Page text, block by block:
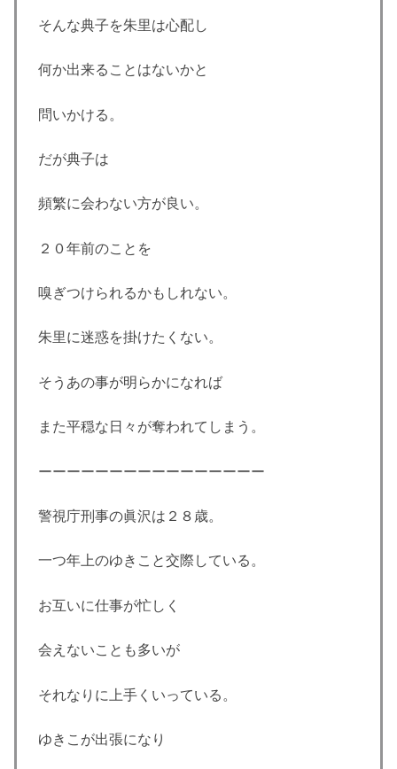
そんな典子を朱里は心配し
何か出来ることはないかと
問いかける。
だが典子は
頻繁に会わない方が良い。
２０年前のことを
嗅ぎつけられるかもしれない。
朱里に迷惑を掛けたくない。
そうあの事が明らかになれば
また平穏な日々が奪われてしまう。
ーーーーーーーーーーーーーーーー
警視庁刑事の眞沢は２８歳。
一つ年上のゆきこと交際している。
お互いに仕事が忙しく
会えないことも多いが
それなりに上手くいっている。
ゆきこが出張になり